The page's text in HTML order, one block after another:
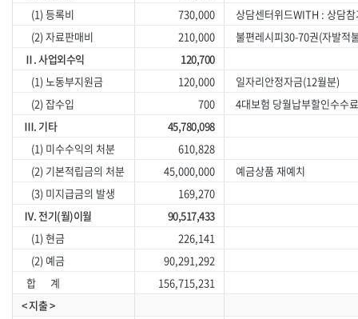
(1) 등록비
730,000
상담센터위드WITH : 상담
(2) 자료판매비
210,000
불편레시피30-70권(자발적
Ⅱ. 사업외수익
120,700
(1) 노동부지원금
120,000
일자리안정자금(12월분)
(2) 잡수입
700
4대보험 당월납부할인수수
Ⅲ. 기타
45,780,098
(1) 미수수익의 처분
610,828
(2) 기본적립금의 처분
45,000,000
예금상품 재예치
(3) 미지급금의 발생
169,270
Ⅳ. 전기(월)이월
90,517,433
(1) 현금
226,141
(2) 예금
90,291,292
합 계
156,715,231
< 지출 >